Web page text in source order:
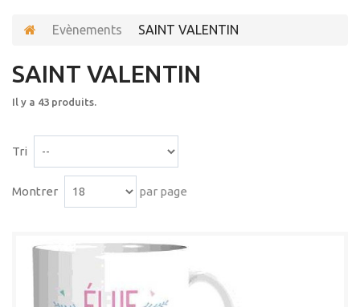
Evènements SAINT VALENTIN
SAINT VALENTIN
Il y a 43 produits.
Tri
Montrer par page